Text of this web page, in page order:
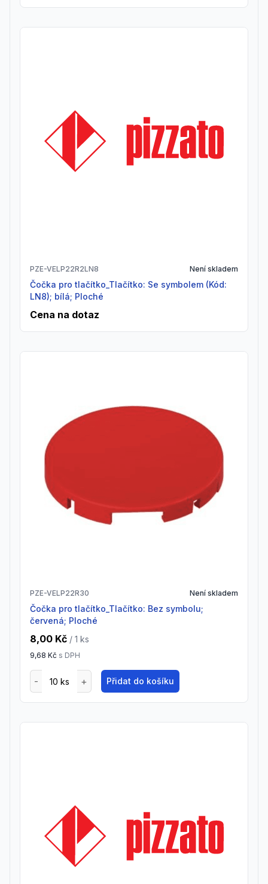
PZE-VELP22R2LN8 Není skladem
Čočka pro tlačítko_Tlačítko: Se symbolem (Kód:
LN8); bílá; Ploché
Cena na dotaz
PZE-VELP22R30 Není skladem
Čočka pro tlačítko_Tlačítko: Bez symbolu;
červená; Ploché
8,00 Kč / 1 ks
9,68 Kč s DPH
Přidat do košíku